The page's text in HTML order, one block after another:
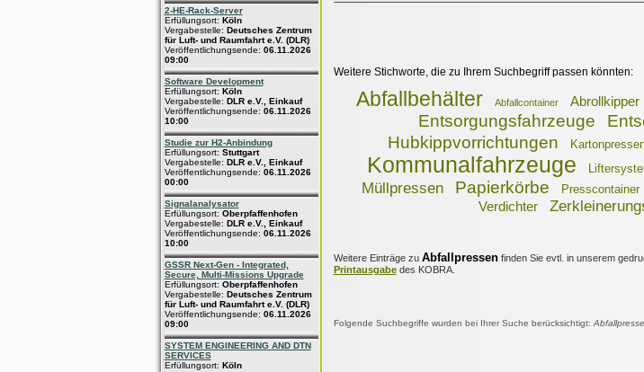
2-HE-Rack-Server
Erfüllungsort: Köln
Vergabestelle: Deutsches Zentrum
für Luft- und Raumfahrt e.V. (DLR)
Veröffentlichungsende: 06.11.2026
09:00
Software Development
Erfüllungsort: Köln
Vergabestelle: DLR e.V., Einkauf
Veröffentlichungsende: 06.11.2026
10:00
Studie zur H2-Anbindung
Erfüllungsort: Stuttgart
Vergabestelle: DLR e.V., Einkauf
Veröffentlichungsende: 06.11.2026
00:00
Signalanalysator
Erfüllungsort: Oberpfaffenhofen
Vergabestelle: DLR e.V., Einkauf
Veröffentlichungsende: 06.11.2026
10:00
GSSR Next-Gen - Integrated,
Secure, Multi-Missions Upgrade
Erfüllungsort: Oberpfaffenhofen
Vergabestelle: Deutsches Zentrum
für Luft- und Raumfahrt e.V. (DLR)
Veröffentlichungsende: 06.11.2026
09:00
SYSTEM ENGINEERING AND DTN
SERVICES
Erfüllungsort: Köln
Weitere Stichworte, die zu Ihrem Suchbegriff passen könnten:
Abfallbehälter Abfallcontainer Abrollkipper
Entsorgungsfahrzeuge
Hubkippvorrichtungen
Kommunalfahrzeuge
Müllpressen Papierkörbe Presscontainer
Verdichter
Weitere Einträge zu Abfallpressenfinden Sie evtl. in unserem
Printausgabedes KOBRA.
Folgende Suchbegriffe wurden bei Ihrer Suche berücksichtigt: